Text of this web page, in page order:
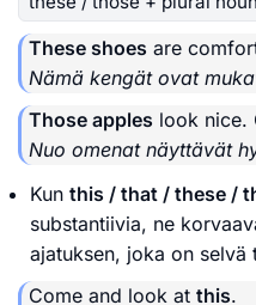
These shoes are
Nämä kengät ovat
Those apples look nice.
Nuo omenat näyttävät
Kun this / that / these /
substantiivia, ne
ajatuksen, joka on selvä
Come and look at this.